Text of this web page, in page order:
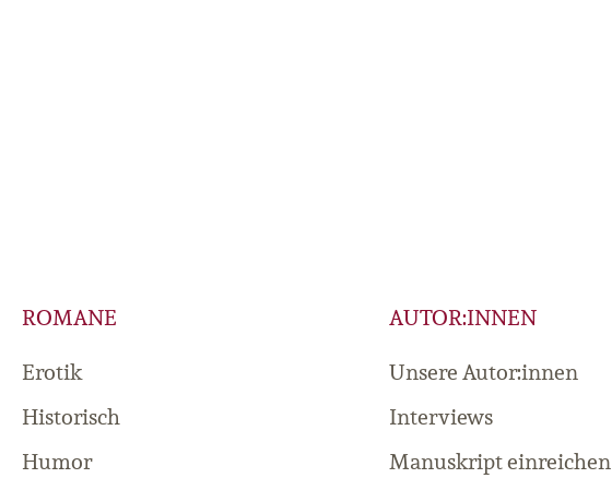
ROMANE
Erotik
Historisch
Humor
AUTOR:INNEN
Unsere Autor:innen
Interviews
Manuskript einreichen